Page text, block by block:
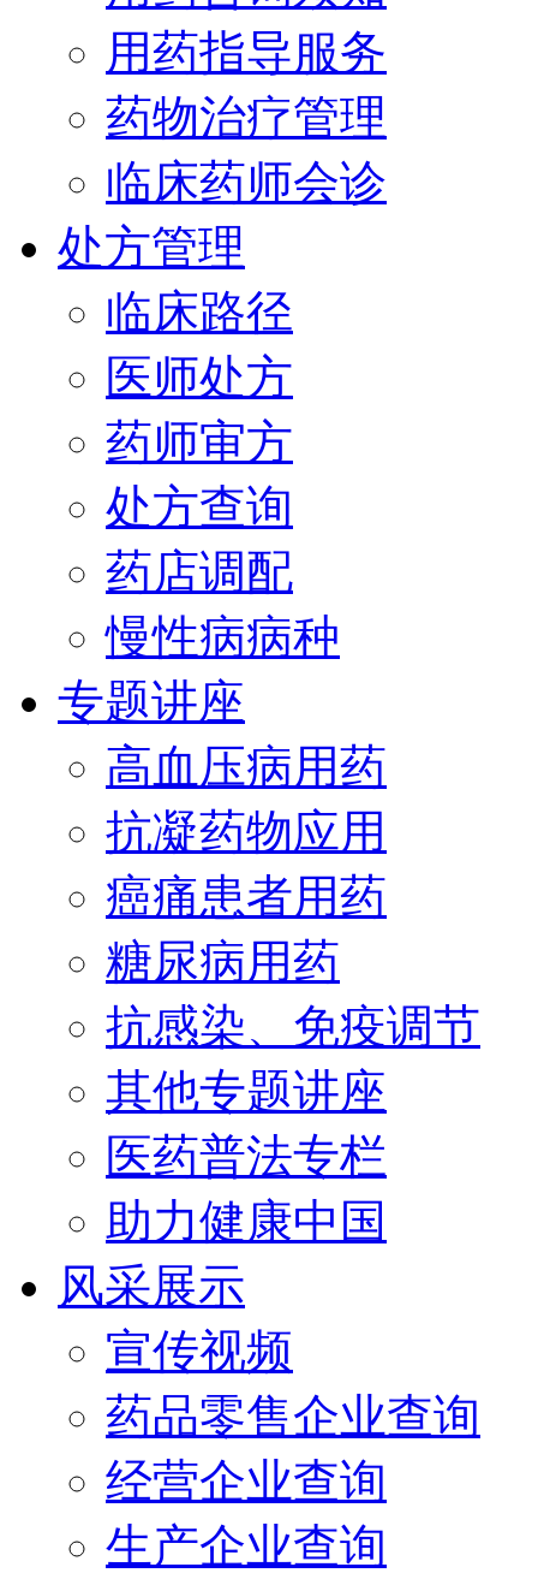
用药指导服务
药物治疗管理
临床药师会诊
处方管理
临床路径
医师处方
药师审方
处方查询
药店调配
慢性病病种
专题讲座
高血压病用药
抗凝药物应用
癌痛患者用药
糖尿病用药
抗感染、免疫调节
其他专题讲座
医药普法专栏
助力健康中国
风采展示
宣传视频
药品零售企业查询
经营企业查询
生产企业查询